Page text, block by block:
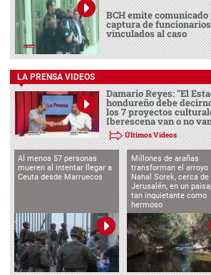
BCH emite
captura de funcionarios
vinculados al caso
LA PRENSA VIDEOS
Damario Reyes: "El
hondureño debe
los 7 proyectos
Iberescena van o no
Últimos Videos
Al menos 57 personas
mueren al intentar llegar a
Ceuta desde Marruecos
Millones de arañas
transforman el arroyo
Nahal Sorek, cerca de
Jerusalén, en un
tan inquietante como
hermoso